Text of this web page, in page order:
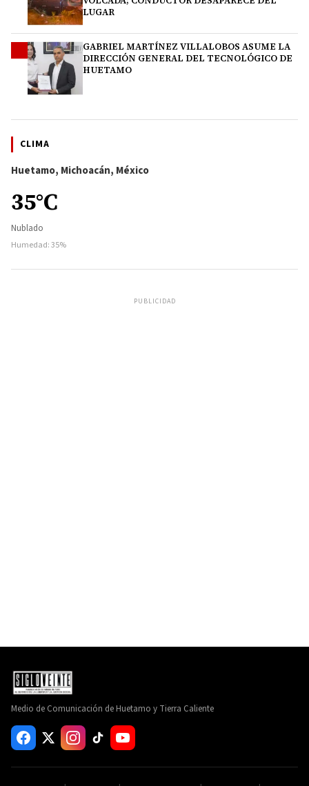
LUGAR
GABRIEL MARTÍNEZ VILLALOBOS ASUME LA
DIRECCIÓN GENERAL DEL TECNOLÓGICO DE
HUETAMO
CLIMA
Huetamo, Michoacán, México
35°C
Nublado
Humedad: 35%
PUBLICIDAD
Medio de Comunicación de Huetamo y Tierra Caliente